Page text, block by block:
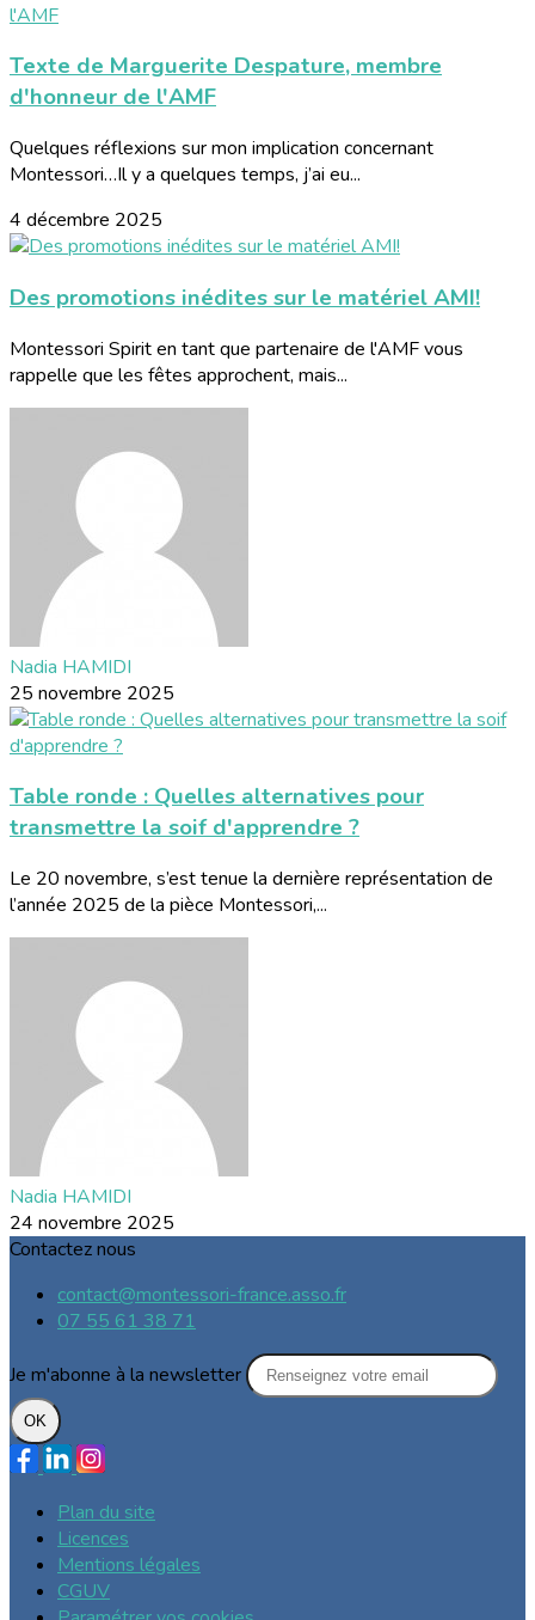
Texte de Marguerite Despature, membre
d'honneur de l'AMF
Quelques réflexions sur mon implication concernant
Montessori…Il y a quelques temps, j’ai eu...
4 décembre 2025
Des promotions inédites sur le matériel AMI!
Montessori Spirit en tant que partenaire de l'AMF vous
rappelle que les fêtes approchent, mais...
Nadia HAMIDI
25 novembre 2025
Table ronde : Quelles alternatives pour
transmettre la soif d'apprendre ?
Le 20 novembre, s’est tenue la dernière représentation de
l’année 2025 de la pièce Montessori,...
Nadia HAMIDI
24 novembre 2025
Contactez nous
contact@montessori-france.asso.fr
07 55 61 38 71
Je m'abonne à la newsletter
OK
Plan du site
Licences
Mentions légales
CGUV